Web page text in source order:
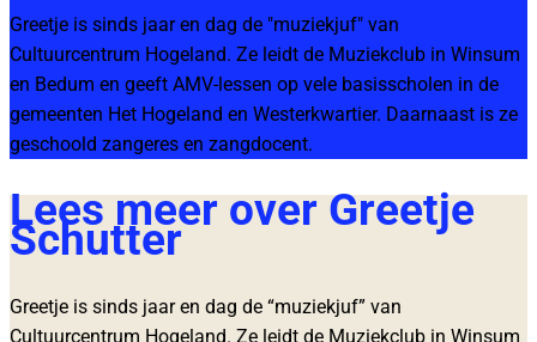
Greetje is sinds jaar en dag de "muziekjuf" van
Cultuurcentrum Hogeland. Ze leidt de Muziekclub in Winsum
en Bedum en geeft AMV-lessen op vele basisscholen in de
gemeenten Het Hogeland en Westerkwartier. Daarnaast is ze
geschoold zangeres en zangdocent.
Lees meer over Greetje
Schutter
Greetje is sinds jaar en dag de “muziekjuf” van
Cultuurcentrum Hogeland. Ze leidt de Muziekclub in Winsum